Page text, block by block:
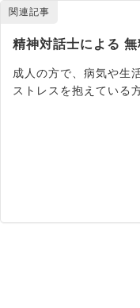
関連記事
精神対話士による 無
成人の方で、病気や生
ストレスを抱えている